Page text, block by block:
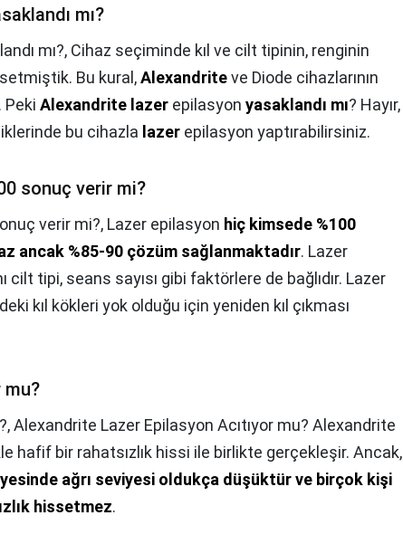
mı?
mı?, Cihaz seçiminde kıl ve cilt tipinin, renginin
Bu kural,Alexandriteve Diode cihazlarının
Peki Alexandrite lazer epilasyon yasaklandı mı? Hayır,
bu cihazla lazer epilasyon yaptırabilirsiniz.
sonuç verir mi?
verir mi?, Lazer epilasyon hiç kimsede %100
ancak %85-90 çözüm sağlanmaktadır. Lazer
cilt tipi, seans sayısı gibi faktörlere de bağlıdır. Lazer
kıl kökleri yok olduğu için yeniden kıl çıkması
mu?
Alexandrite Lazer Epilasyon Acıtıyor mu? Alexandrite
hafif bir rahatsızlık hissi ile birlikte gerçekleşir. Ancak,
ağrı seviyesi oldukça düşüktür ve birçok kişi
hissetmez.